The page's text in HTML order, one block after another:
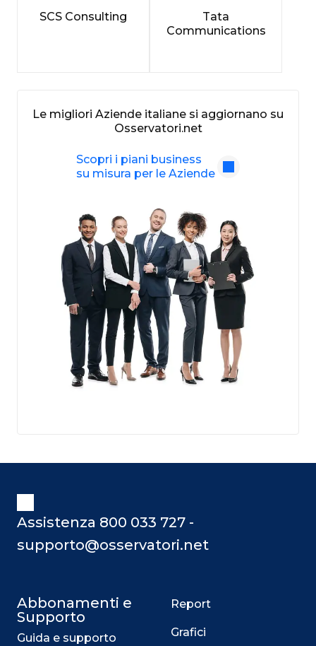
Le migliori Aziende italiane si aggiornano su
Osservatori.net
Scopri i piani business
su misura per le Aziende
SCS Consulting
Tata
Communications
Assistenza 800 033 727 -
supporto@osservatori.net
Abbonamenti e
Supporto
Guida e supporto
Report
Grafici